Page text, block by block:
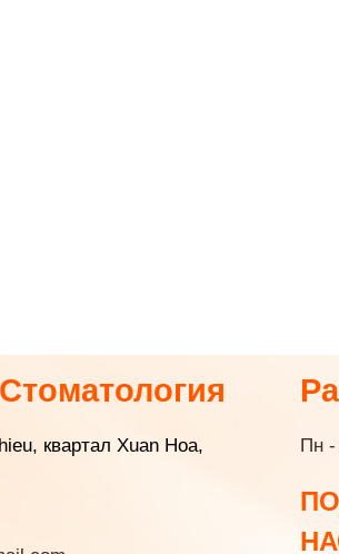
квартал Xuan Hoa,
Пн -